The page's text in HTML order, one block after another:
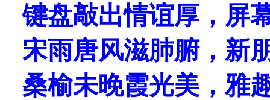
键盘敲出情谊厚，屏
宋雨唐风滋肺腑，新
桑榆未晚霞光美，雅